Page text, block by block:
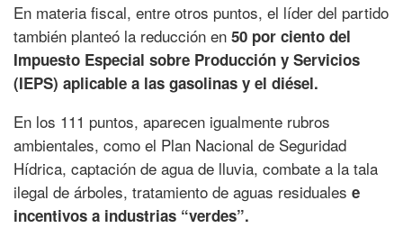
En materia fiscal, entre otros puntos, el líder del partido
también planteó la reducción en 50 por ciento del
Impuesto Especial sobre Producción y Servicios
(IEPS) aplicable a las gasolinas y el diésel.
En los 111 puntos, aparecen igualmente rubros
ambientales, como el Plan Nacional de Seguridad
Hídrica, captación de agua de lluvia, combate a la tala
ilegal de árboles, tratamiento de aguas residuales e
incentivos a industrias “verdes”.